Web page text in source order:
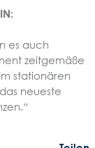
es auch
zeitgemäße
stationären
neueste